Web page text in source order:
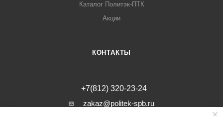
Каталог Политэк-ПТК
Акции
КОНТАКТЫ
+7(812) 320-23-24
zakaz@politek-spb.ru